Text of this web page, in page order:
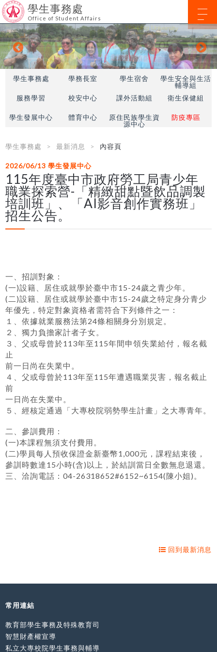
學生事務處
Office of Student Affairs
學生事務處 學務長室 學生宿舍
學生安全與生活
輔導組
服務學習
校安中心 課外活動組 衛生保健組
學生發展中心 體育中心
原住民族學生資
源中心
防疫專區
學生事務處 最新消息 內容頁
2026/06/13學生發展中心
115年度臺中市政府勞工局青少年
職業探索營-「精緻甜點暨飲品調製
培訓班」、「AI影音創作實務班」
招生公告。
一、招訓對象：
(一)設籍、居住或就學於臺中市15-24歲之青少年。
(二)設籍、居住或就學於臺中市15-24歲之特定身分青少
年優先，特定對象資格者需符合下列條件之一：
１、依據就業服務法第24條相關身分別規定。
２、獨力負擔家計者子女。
３、父或母曾於113年至115年間申領失業給付，報名截
止
前一日尚在失業中。
４、父或母曾於113年至115年遭遇職業災害，報名截止
前
一日尚在失業中。
５、經核定通過「大專校院弱勢學生計畫」之大專青年。
二、參訓費用：
(一)本課程無須支付費用。
(二)學員每人預收保證金新臺幣1,000元，課程結束後，
參訓時數達15小時(含)以上，於結訓當日全數無息退還。
三、洽詢電話：04-26318652#6152~6154(陳小姐)。
回到最新消息
常用連結
教育部學生事務及特殊教育司
智慧財產權宣導
私立大專校院學生事務與輔導